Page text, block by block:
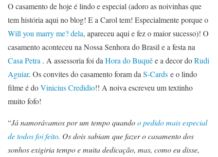
O casamento de hoje é lindo e especial (adoro as noivinhas que
tem história aqui no blog! E a Carol tem! Especialmente porque o
Will you marry me? dela, apareceu aqui e fez o maior sucesso)! O
casamento aconteceu na Nossa Senhora do Brasil e a festa na
Casa Petra . A assessoria foi da Hora do Buquêe a decor doRudi
Aguiar. Os convites do casamento foram da S-Cards e o lindo
filme é doVinicius Credidio!! A noiva escreveu um textinho
muito fofo!‎
“Já namorávamos por um tempo quandoo pedido mais especial
de todos foi feito. Os dois sabiam que fazer o casamento dos
sonhos exigiria tempo e muita dedicação, mas, como eu disse,